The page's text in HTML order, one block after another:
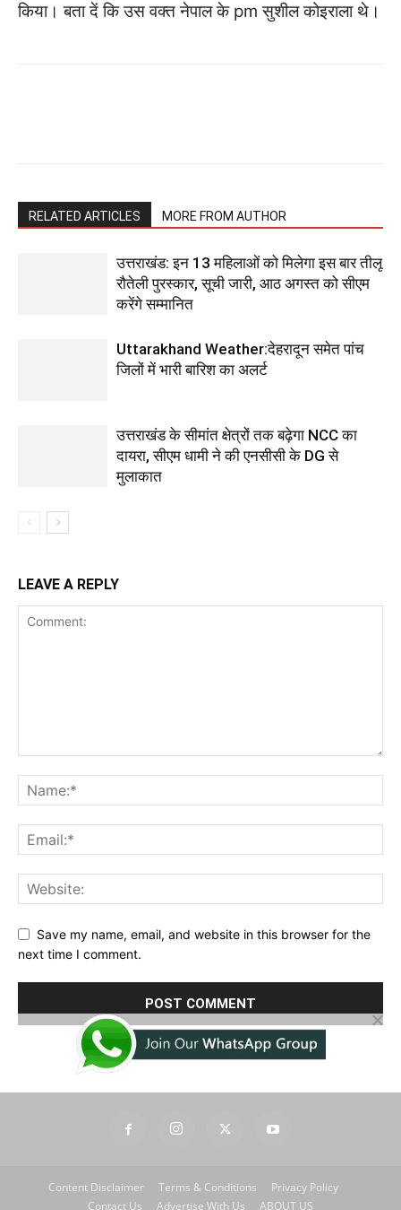
किया। बता दें कि उस वक्त नेपाल के pm सुशील कोइराला थे।
RELATED ARTICLES MORE FROM AUTHOR
उत्तराखंड: इन 13 महिलाओं को मिलेगा इस बार तीलू
रौतेली पुरस्कार, सूची जारी, आठ अगस्त को सीएम
करेंगे सम्मानित
Uttarakhand Weather:देहरादून समेत पांच
जिलों में भारी बारिश का अलर्ट
उत्तराखंड के सीमांत क्षेत्रों तक बढ़ेगा NCC का
दायरा, सीएम धामी ने की एनसीसी के DG से
मुलाकात
LEAVE A REPLY
Save my name, email, and website in this browser for the
next time I comment.
Content Disclaimer Terms & Conditions
Privacy Policy
Contact Us
Advertise With Us ABOUT US